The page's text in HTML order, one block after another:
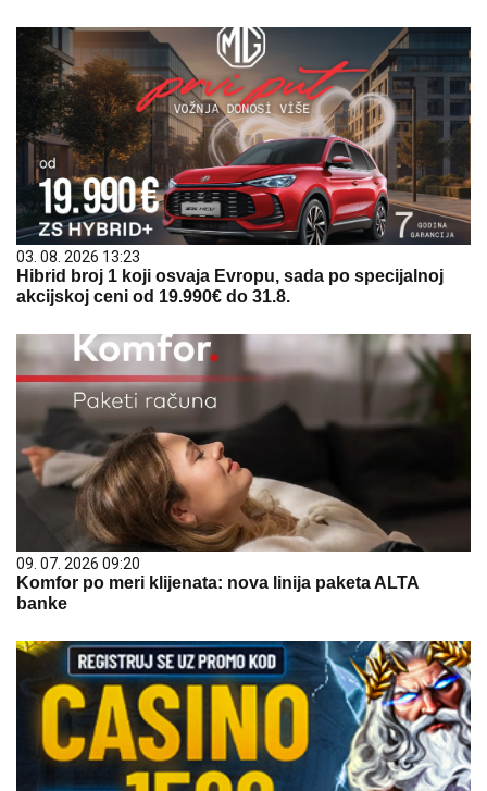
03. 08. 2026 13:23
Hibrid broj 1 koji osvaja Evropu, sada po specijalnoj
akcijskoj ceni od 19.990€ do 31.8.
09. 07. 2026 09:20
Komfor po meri klijenata: nova linija paketa ALTA
banke